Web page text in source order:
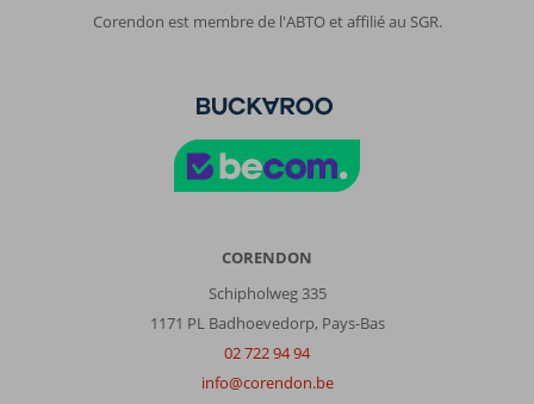
Corendon est membre de l'ABTO et affilié au SGR.
CORENDON
Schipholweg 335
1171 PL Badhoevedorp, Pays-Bas
02 722 94 94
info@corendon.be